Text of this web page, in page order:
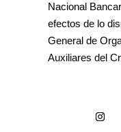
Nacional
efectos de lo
General de
Auxiliares del